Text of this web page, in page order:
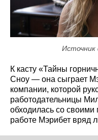
Источник
К касту «Тайны
Сноу — она сыграет
компании, которой
работодательницы
обходилась со своими
работе Мэрибет вряд